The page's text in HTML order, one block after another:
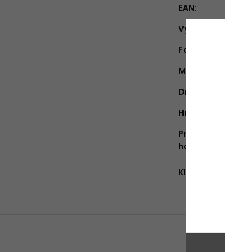
EAN:
Výrobca
Farba
Materiál
Druh vône
Hmotnosť
Približná
horenia
Kľúčové